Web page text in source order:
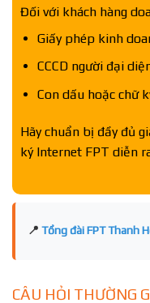
Đối với khách hàng
Giấy phép kinh
CCCD người đại
Con dấu hoặc chữ
Hãy chuẩn bị đầy đủ
ký Internet FPT diễn
📍 Tổng đài FPT Thanh
CÂU HỎI THƯỜNG